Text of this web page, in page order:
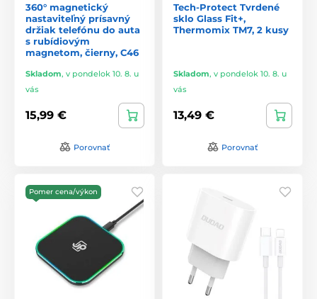
360° magnetický
nastaviteľný prísavný
držiak telefónu do auta
s rubídiovým
magnetom, čierny, C46
Skladom, v pondelok 10. 8. u
vás
15,99 €
Porovnať
Tech-Protect Tvrdené
sklo Glass Fit+,
Thermomix TM7, 2 kusy
Skladom, v pondelok 10. 8. u
vás
13,49 €
Porovnať
Pomer cena/výkon